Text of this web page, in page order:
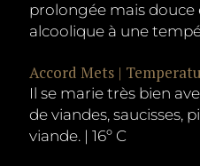
prolongée mais
alcoolique à une
Accord Mets |
Il se marie très bien
de viandes, saucisses,
viande. | 16º C